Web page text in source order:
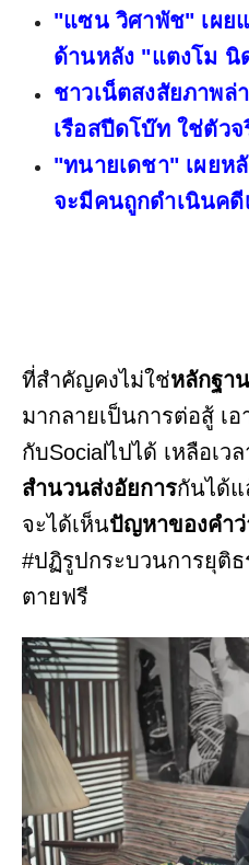
"แซน วิศาพัช" เผย
ด้านหลัง "แตงโม นิ
ชาวเน็ตสงสัยภาพ
เรือสปีดโบ๊ท ใช่ตัวจ
"ทนายเดชา" เผยห
จะมีคนถูกดำเนินคดี
ที่สำคัญคงไม่ใช่หลักฐา
มากลายเป็นการต่อสู้ เ
กับSocialไปได้ เหลือเว
สำนวนส่งอัยการกันได้แ
จะได้เห็นปัญหาของคำ
#ปฏิรูปกระบวนการยุติ
ตายฟรี